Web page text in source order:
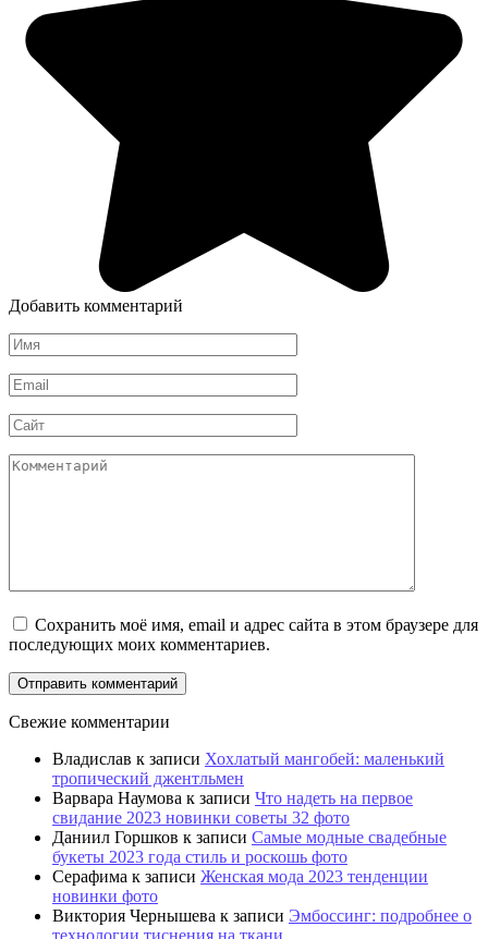
Добавить комментарий
Имя
Email
Сайт
Комментарий
Сохранить моё имя, email и адрес сайта в этом браузере для
последующих моих комментариев.
Свежие комментарии
Владислав к записи Хохлатый мангобей: маленький
тропический джентльмен
Варвара Наумова к записи Что надеть на первое
свидание 2023 новинки советы 32 фото
Даниил Горшков к записи Самые модные свадебные
букеты 2023 года стиль и роскошь фото
Серафима к записи Женская мода 2023 тенденции
новинки фото
Виктория Чернышева к записи Эмбоссинг: подробнее о